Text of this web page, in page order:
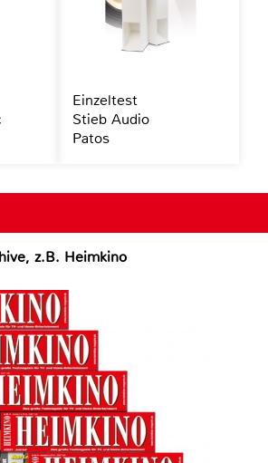
z.B. Heimkino
Einzeltest
Stieb Audio
Patos